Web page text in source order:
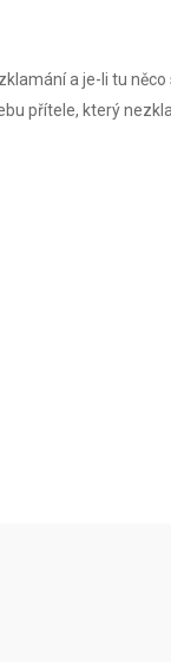
a je-li tu
přítele, který